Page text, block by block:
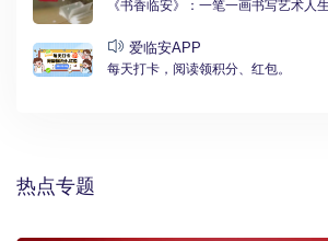
《书香临安》：一笔一画书写艺术人生
爱临安APP
每天打卡，阅读领积分、红包。
热点专题